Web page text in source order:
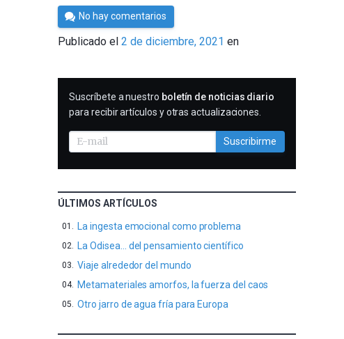
Por
César
Tomé
No hay comentarios
Publicado el2 de diciembre, 2021 en
SUSCRIBIRME
Suscríbete a nuestro boletín de noticias diario
para recibir artículos y otras actualizaciones.
Suscribirme
ÚLTIMOS ARTÍCULOS
La ingesta emocional como problema
La Odisea… del pensamiento científico
Viaje alrededor del mundo
Metamateriales amorfos, la fuerza del caos
Otro jarro de agua fría para Europa